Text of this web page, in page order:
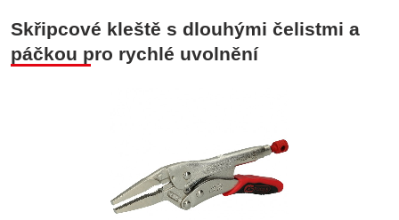
Skřipcové kleště s dlouhými čelistmi a
páčkou pro rychlé uvolnění